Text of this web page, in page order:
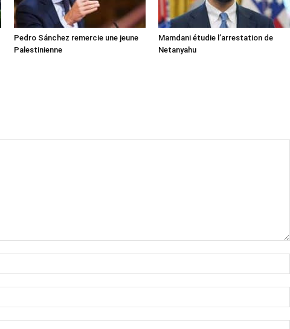
Pedro Sánchez remercie une jeune
Palestinienne
Mamdani étudie l’arrestation de
Netanyahu